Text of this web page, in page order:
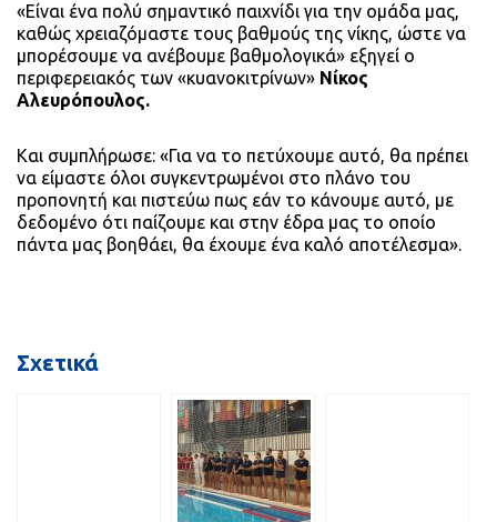
«Είναι ένα πολύ σημαντικό παιχνίδι για την ομάδα μας,
καθώς χρειαζόμαστε τους βαθμούς της νίκης, ώστε να
μπορέσουμε να ανέβουμε βαθμολογικά» εξηγεί ο
περιφερειακός των «κυανοκιτρίνων» Νίκος
Αλευρόπουλος.
Και συμπλήρωσε: «Για να το πετύχουμε αυτό, θα πρέπει
να είμαστε όλοι συγκεντρωμένοι στο πλάνο του
προπονητή και πιστεύω πως εάν το κάνουμε αυτό, με
δεδομένο ότι παίζουμε και στην έδρα μας το οποίο
πάντα μας βοηθάει, θα έχουμε ένα καλό αποτέλεσμα».
Σχετικά